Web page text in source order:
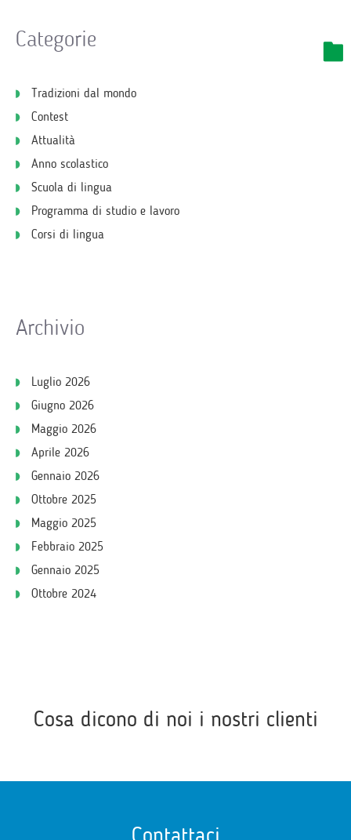
Categorie
Tradizioni dal mondo
Contest
Attualità
Anno scolastico
Scuola di lingua
Programma di studio e lavoro
Corsi di lingua
Archivio
Luglio 2026
Giugno 2026
Maggio 2026
Aprile 2026
Gennaio 2026
Ottobre 2025
Maggio 2025
Febbraio 2025
Gennaio 2025
Ottobre 2024
Cosa dicono di noi i nostri clienti
Contattaci